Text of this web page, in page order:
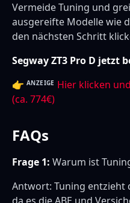
Vermeide Tuning und
ausgereifte Modelle wie
den nächsten Schritt
Segway ZT3 Pro D jetzt
👉 ANZEIGE Hier klicken
(ca. 774€)
FAQs
Frage 1: Warum ist
Antwort: Tuning entzieht